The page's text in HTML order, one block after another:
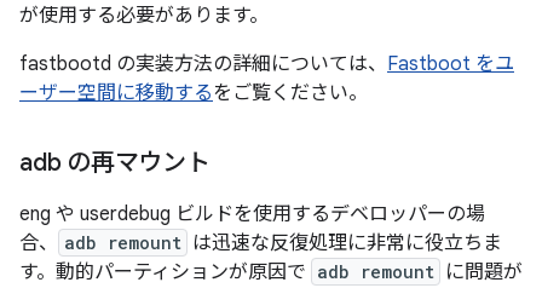
が使用する必要があります。
fastbootd の実装方法の詳細については、 Fastboot をユ
ーザー空間に移動するをご覧ください。
adb の再マウント
eng や userdebug ビルドを使用するデベロッパーの場
合、
adb remount は迅速な反復処理に非常に役立ちま
す。動的パーティションが原因で adb remount に問題が